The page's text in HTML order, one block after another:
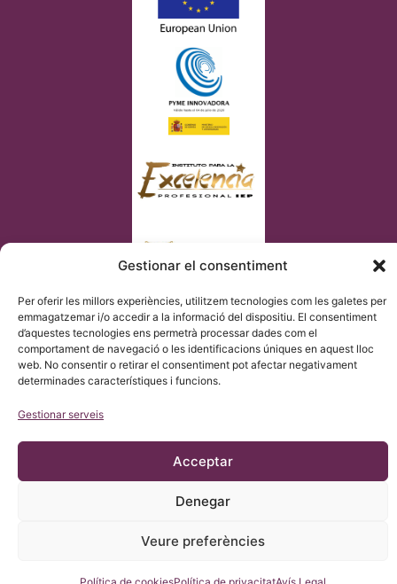
Gestionar el consentiment
Per oferir les millors experiències, utilitzem tecnologies com les galetes per
emmagatzemar i/o accedir a la informació del dispositiu. El consentiment
d’aquestes tecnologies ens permetrà processar dades com el
comportament de navegació o les identificacions úniques en aquest lloc
web. No consentir o retirar el consentiment pot afectar negativament
determinades característiques i funcions.
Gestionar serveis
Acceptar
Denegar
Veure preferències
L’Institut Chiari & Siringomielia & Escoliosis de Barcelona (ICSEB)
(RGPD).
El contingut d’aquesta web és una traducció no oficial del text
original de la web en CASTELLÀ, per cortesia de l’Institut Chiari
& Siringomielia & Escoliosis de Barcelona amb el propòsit de
web.